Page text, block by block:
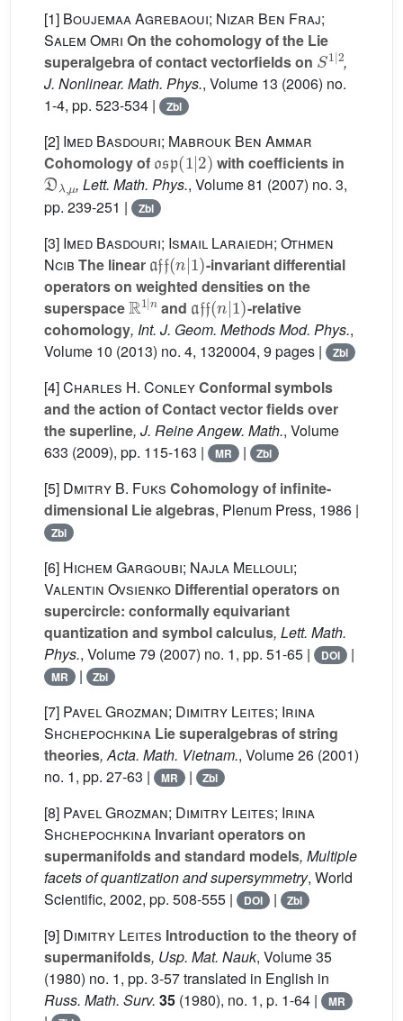
[1] Boujemaa Agrebaoui; Nizar Ben Fraj;
Salem Omri On the cohomology of the Lie
superalgebra of contact vectorfields on
S1|2
,
J. Nonlinear. Math. Phys., Volume 13 (2006) no.
1-4, pp. 523-534 |
Zbl
[2] Imed Basdouri; Mabrouk Ben Ammar
Cohomology of
𝔬𝔰𝔭(1|2)
with coefficients in
𝔇λ,μ
, Lett. Math. Phys., Volume 81 (2007) no. 3,
pp. 239-251 |
Zbl
[3] Imed Basdouri; Ismail Laraiedh; Othmen
Ncib The linear
𝔞𝔣𝔣 (n|1)
-invariant differential
operators on weighted densities on the
superspace
ℝ1|n
and
𝔞𝔣𝔣(n|1)
-relative
cohomology, Int. J. Geom. Methods Mod. Phys.,
Volume 10 (2013) no. 4, 1320004, 9 pages | Zbl
[4]Charles H. ConleyConformal symbols
and the action of Contact vector fields over
the superline, J. Reine Angew. Math., Volume
633 (2009), pp. 115-163 | MR | Zbl
[5] Dmitry B. Fuks Cohomology of infinite-
dimensional Lie algebras, Plenum Press, 1986 |
Zbl
[6] Hichem Gargoubi; Najla Mellouli;
Valentin Ovsienko Differential operators on
supercircle: conformally equivariant
quantization and symbol calculus, Lett. Math.
Phys., Volume 79 (2007) no. 1, pp. 51-65 | DOI |
MR | Zbl
[7] Pavel Grozman; Dimitry Leites; Irina
Shchepochkina Lie superalgebras of string
theories, Acta. Math. Vietnam., Volume 26 (2001)
no. 1, pp. 27-63 |
MR | Zbl
[8] Pavel Grozman; Dimitry Leites; Irina
Shchepochkina Invariant operators on
supermanifolds and standard models, Multiple
facets of quantization and supersymmetry, World
Scientific, 2002, pp. 508-555 |
DOI | Zbl
[9] Dimitry Leites Introduction to the theory of
supermanifolds, Usp. Mat. Nauk, Volume 35
(1980) no. 1, pp. 3-57 translated in English in
Russ. Math. Surv. 35 (1980), no. 1, p. 1-64 | MR